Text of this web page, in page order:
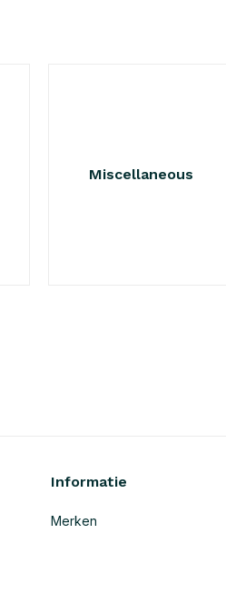
Miscellaneous
Informatie
Merken